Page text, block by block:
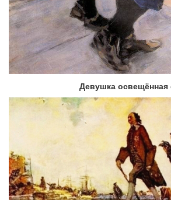
Девушка освещённая